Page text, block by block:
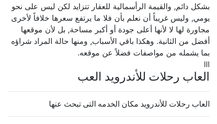
بشكل دائم, والقيمة الرأسمالية للعقار تتزايد لكن ليس على نحو
يومي, وليس غريباً أن نعلم بأن فلا ما يرتفع سعرها خلافاً لأخرى
مجاورة لها لا لأنها أعلى جودة أو أكبر مساحة, بل لأن موقعها
أفضل من الثانية. وهكذا باقي الأسباب, ومنها حالة المراد شراؤه
بما يشمله من مواصفات فضلاً عن موقعه.
العاب رحلات للأندرويد العب
العاب رحلات للأندرويد مكان الخدمه التى تبحث عنها